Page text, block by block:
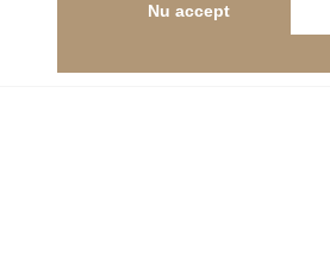
Nu accept